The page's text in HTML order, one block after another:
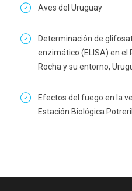
Aves del Uruguay
Determinación de
enzimático (ELISA) en el
Rocha y su entorno,
Efectos del fuego en la
Estación Biológica